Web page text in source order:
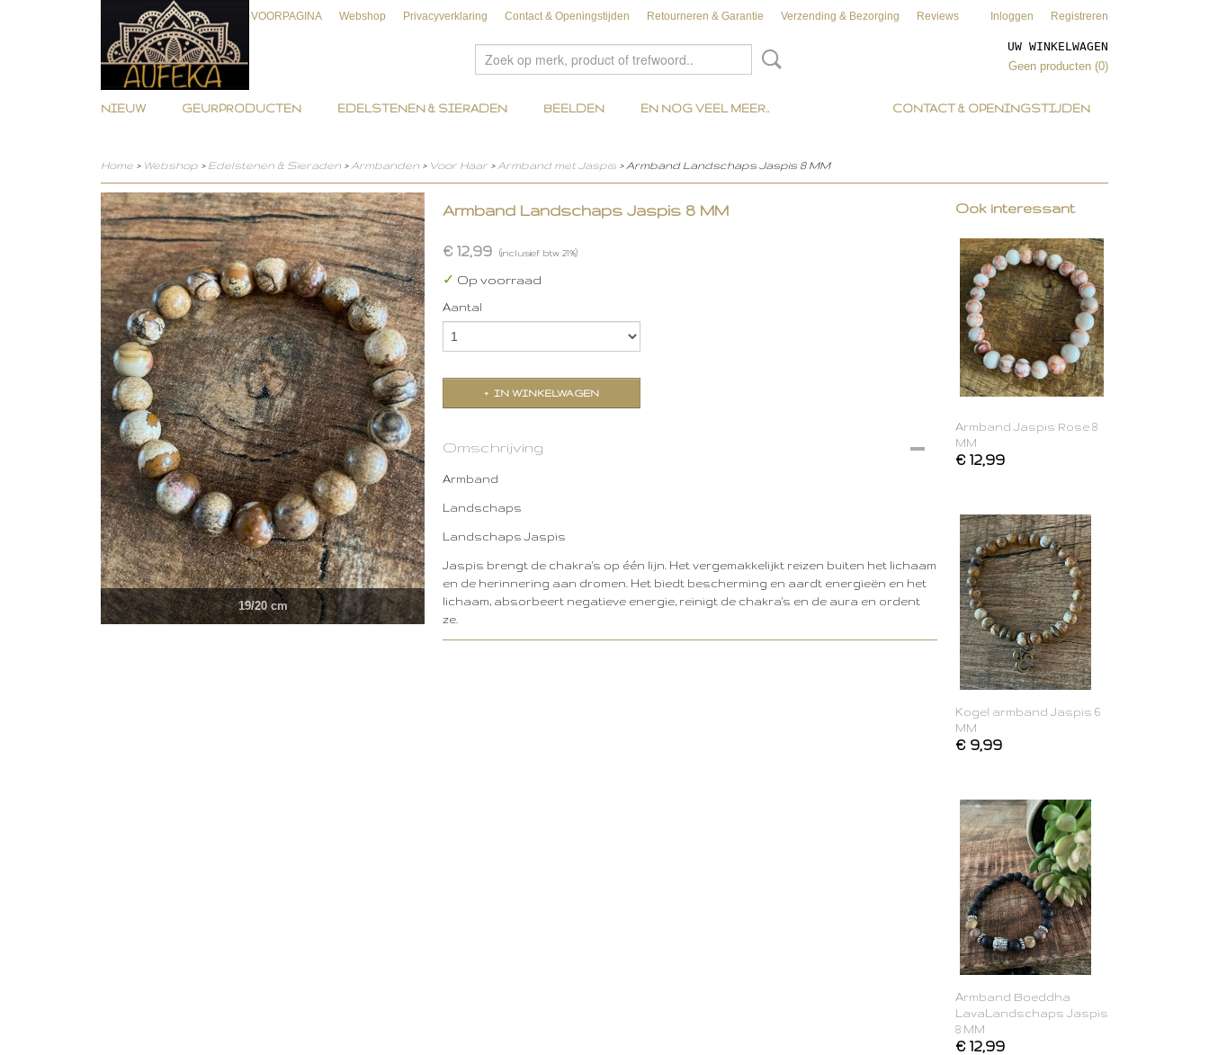
VOORPAGINA Webshop Privacyverklaring Contact & Openingstijden Retourneren & Garantie Verzending & Bezorging Reviews Inloggen Registreren
UW WINKELWAGEN
Geen producten (0)
CONTACT & OPENINGSTIJDEN
NIEUW GEURPRODUCTEN EDELSTENEN & SIERADEN BEELDEN EN NOG VEEL MEER..
Home > Webshop > Edelstenen & Sieraden > Armbanden > Voor Haar > Armband met Jaspis > Armband Landschaps Jaspis 8 MM
19/20 cm
Armband Landschaps Jaspis 8 MM
€ 12,99 (inclusief btw 21%)
✓ Op voorraad
Aantal
IN WINKELWAGEN
Omschrijving
Armband
Landschaps
Landschaps Jaspis
Jaspis brengt de chakra's op één lijn. Het vergemakkelijkt reizen buiten het lichaam
en de herinnering aan dromen. Het biedt bescherming en aardt energieën en het
lichaam, absorbeert negatieve energie, reinigt de chakra's en de aura en ordent
ze.
Ook interessant
Armband Jaspis Rose 8
MM
€ 12,99
Kogel armband Jaspis 6
MM
€ 9,99
Armband Boeddha
LavaLandschaps Jaspis
8 MM
€ 12,99